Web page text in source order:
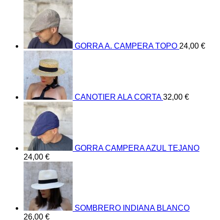
GORRA A. CAMPERA TOPO 24,00 €
CANOTIER ALA CORTA 32,00 €
GORRA CAMPERA AZUL TEJANO
24,00 €
SOMBRERO INDIANA BLANCO
26,00 €